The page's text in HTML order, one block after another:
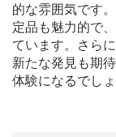
的な雰囲気です
定品も魅力的で
ています。さら
新たな発見も期
体験になるでしょ